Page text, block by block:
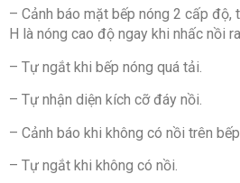
– Cảnh báo mặt bếp nóng 2 cấp độ,
H là nóng cao độ ngay khi nhấc nồi
– Tự ngắt khi bếp nóng quá tải.
– Tự nhận diện kích cỡ đáy nồi.
– Cảnh báo khi không có nồi trên bếp.
– Tự ngắt khi không có nồi.